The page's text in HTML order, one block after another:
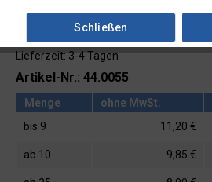
Lieferzeit: 3-4 Tagen
Artikel-Nr.: 44.0055
Menge ohne MwSt.
bis 9 11,20 €
ab 10 9,85 €
Schließen